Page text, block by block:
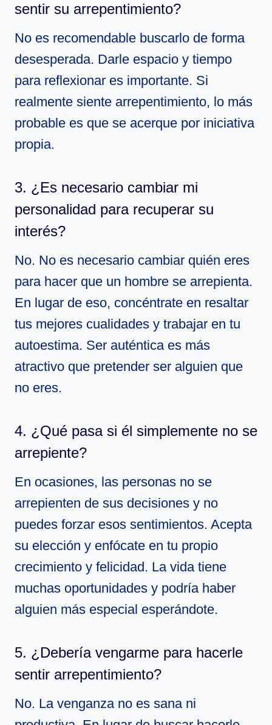
sentir su arrepentimiento?
No es recomendable buscarlo de forma
desesperada. Darle espacio y tiempo
para reflexionar es importante. Si
realmente siente arrepentimiento, lo más
probable es que se acerque por iniciativa
propia.
3. ¿Es necesario cambiar mi
personalidad para recuperar su
interés?
No. No es necesario cambiar quién eres
para hacer que un hombre se arrepienta.
En lugar de eso, concéntrate en resaltar
tus mejores cualidades y trabajar en tu
autoestima. Ser auténtica es más
atractivo que pretender ser alguien que
no eres.
4. ¿Qué pasa si él simplemente no se
arrepiente?
En ocasiones, las personas no se
arrepienten de sus decisiones y no
puedes forzar esos sentimientos. Acepta
su elección y enfócate en tu propio
crecimiento y felicidad. La vida tiene
muchas oportunidades y podría haber
alguien más especial esperándote.
5. ¿Debería vengarme para hacerle
sentir arrepentimiento?
No. La venganza no es sana ni